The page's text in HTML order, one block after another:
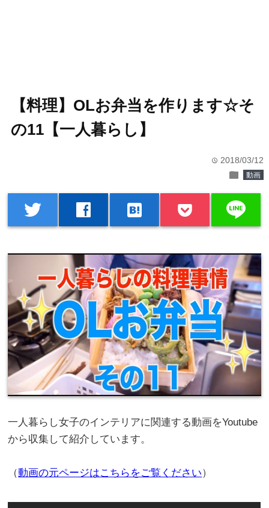
【料理】OLお弁当を作ります☆そ
の11【一人暮らし】
time 2018/03/12
folder 動画
twitter facebook hatenabookmark line
一人暮らし女子のインテリアに関連する動画をYoutube
から収集して紹介しています。
（動画の元ページはこちらをご覧ください）